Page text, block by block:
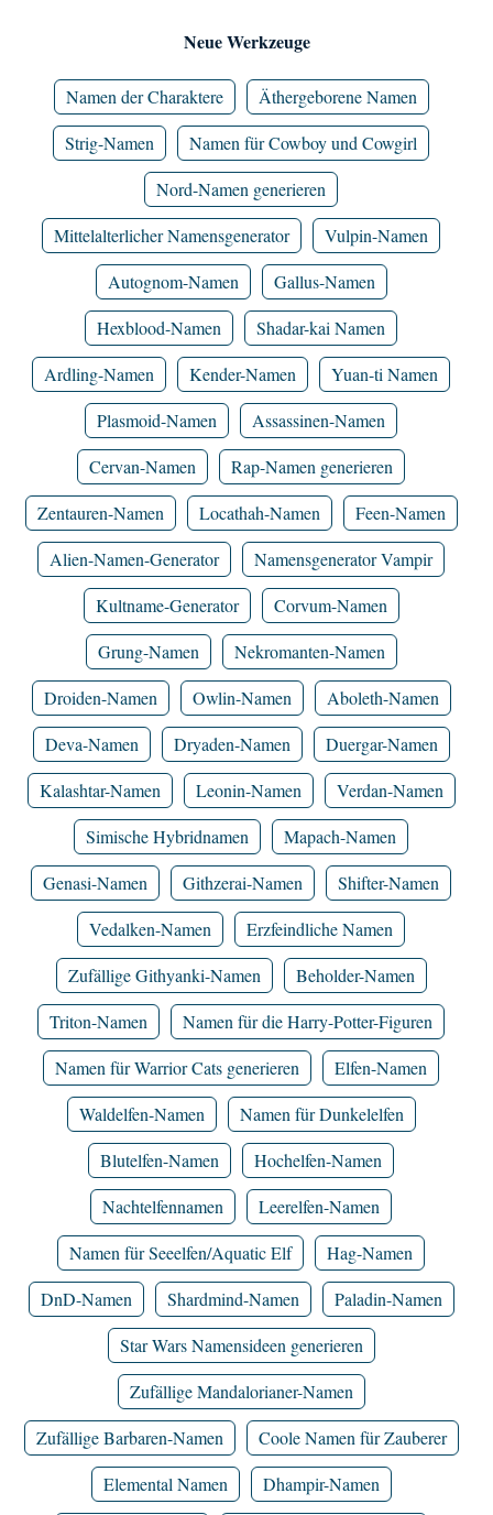
Neue Werkzeuge
Namen der Charaktere
Äthergeborene Namen
Strig-Namen
Namen für Cowboy und Cowgirl
Nord-Namen generieren
Mittelalterlicher Namensgenerator
Vulpin-Namen
Autognom-Namen
Gallus-Namen
Hexblood-Namen
Shadar-kai Namen
Ardling-Namen
Kender-Namen
Yuan-ti Namen
Plasmoid-Namen
Assassinen-Namen
Cervan-Namen
Rap-Namen generieren
Zentauren-Namen
Locathah-Namen
Feen-Namen
Alien-Namen-Generator
Namensgenerator Vampir
Kultname-Generator
Corvum-Namen
Grung-Namen
Nekromanten-Namen
Droiden-Namen
Owlin-Namen
Aboleth-Namen
Deva-Namen
Dryaden-Namen
Duergar-Namen
Kalashtar-Namen
Leonin-Namen
Verdan-Namen
Simische Hybridnamen
Mapach-Namen
Genasi-Namen
Githzerai-Namen
Shifter-Namen
Vedalken-Namen
Erzfeindliche Namen
Zufällige Githyanki-Namen
Beholder-Namen
Triton-Namen
Namen für die Harry-Potter-Figuren
Namen für Warrior Cats generieren
Elfen-Namen
Waldelfen-Namen
Namen für Dunkelelfen
Blutelfen-Namen
Hochelfen-Namen
Nachtelfennamen
Leerelfen-Namen
Namen für Seeelfen/Aquatic Elf
Hag-Namen
DnD-Namen
Shardmind-Namen
Paladin-Namen
Star Wars Namensideen generieren
Zufällige Mandalorianer-Namen
Zufällige Barbaren-Namen
Coole Namen für Zauberer
Elemental Namen
Dhampir-Namen